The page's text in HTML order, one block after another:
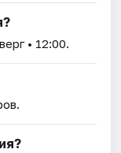
• 12:00.